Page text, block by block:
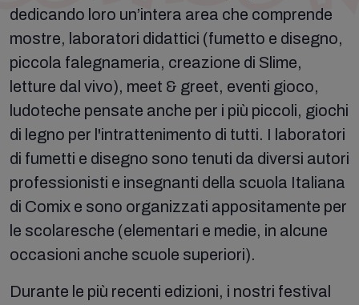
dedicando loro un’intera area che comprende
mostre, laboratori didattici (fumetto e disegno,
piccola falegnameria, creazione di Slime,
letture dal vivo), meet & greet, eventi gioco,
ludoteche pensate anche per i più piccoli, giochi
di legno per l'intrattenimento di tutti. I laboratori
di fumetti e disegno sono tenuti da diversi autori
professionisti e insegnanti della scuola Italiana
di Comix e sono organizzati appositamente per
le scolaresche (elementari e medie, in alcune
occasioni anche scuole superiori).
Durante le più recenti edizioni, i nostri festival